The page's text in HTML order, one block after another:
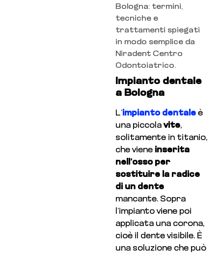
Bologna: termini,
tecniche e
trattamenti spiegati
in modo semplice da
Niradent Centro
Odontoiatrico.
Impianto dentale
a Bologna
L’impianto dentale è
una piccolavite,
solitamente in titanio,
che viene inserita
nell’osso per
sostituire la radice
di un dente
mancante. Sopra
l’impianto viene poi
applicata una corona,
cioè il dente visibile. È
una soluzione che può